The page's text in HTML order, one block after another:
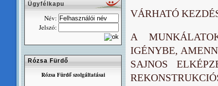
VÁRHATÓ
A
IGÉNYBE,
SAJNOS
Ügyfélkapu
Név:
Jelszó:
Rózsa Fürdő
Rózsa Fürdő szolgáltatásai